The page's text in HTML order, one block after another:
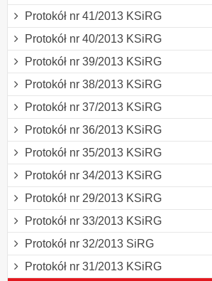
Protokół nr 41/2013 KSiRG
Protokół nr 40/2013 KSiRG
Protokół nr 39/2013 KSiRG
Protokół nr 38/2013 KSiRG
Protokół nr 37/2013 KSiRG
Protokół nr 36/2013 KSiRG
Protokół nr 35/2013 KSiRG
Protokół nr 34/2013 KSiRG
Protokół nr 29/2013 KSiRG
Protokół nr 33/2013 KSiRG
Protokół nr 32/2013 SiRG
Protokół nr 31/2013 KSiRG